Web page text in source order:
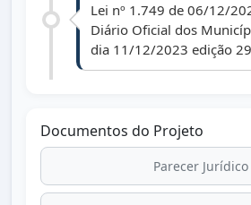
Lei nº 1.749 de 06/12/
Diário Oficial dos
dia 11/12/2023 edição
Documentos do Projeto
Parecer Jurídico